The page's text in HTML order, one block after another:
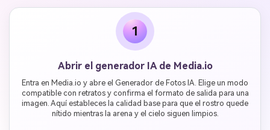
1
Abrir el generador IA de Media.io
Entra en Media.io y abre el Generador de Fotos IA. Elige un modo
compatible con retratos y confirma el formato de salida para una
imagen. Aquí estableces la calidad base para que el rostro quede
nítido mientras la arena y el cielo siguen limpios.